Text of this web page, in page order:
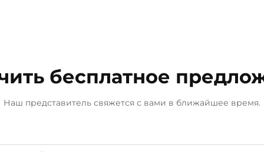
бесплатное
Наш представитель свяжется с вами в ближайшее время.